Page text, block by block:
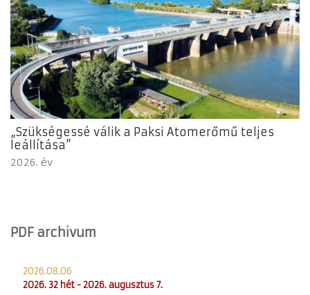
„Szükségessé válik a Paksi Atomerőmű teljes
leállítása”
2026. év
PDF archivum
2026.08.06
2026. 32 hét - 2026. augusztus 7.